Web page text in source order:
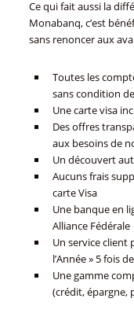
Ce qui fait aussi la
Monabanq, c’est
sans renoncer aux
Toutes les
sans condition
Une carte visa
Des offres
aux besoins de
Un découvert
Aucuns frais
carte Visa
Une banque en
Alliance Fédérale
Un service client
l’Année » 5 fois
Une gamme
(crédit, épargne,